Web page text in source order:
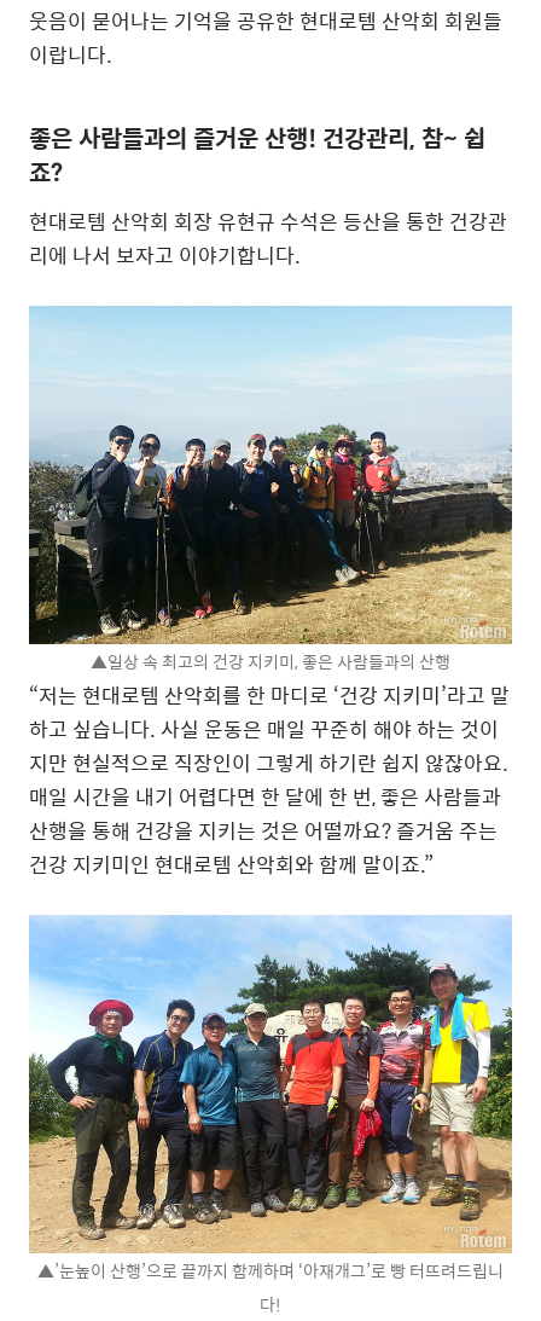
웃음이 묻어나는 기억을 공유한 현대로템 산악회 회원들
이랍니다.
좋은 사람들과의 즐거운 산행! 건강관리, 참~ 쉽
죠?
현대로템 산악회 회장 유현규 수석은 등산을 통한 건강관
리에 나서 보자고 이야기합니다.
▲일상 속 최고의 건강 지키미, 좋은 사람들과의 산행
“저는 현대로템 산악회를 한 마디로 ‘건강 지키미’라고 말
하고 싶습니다. 사실 운동은 매일 꾸준히 해야 하는 것이
지만 현실적으로 직장인이 그렇게 하기란 쉽지 않잖아요.
매일 시간을 내기 어렵다면 한 달에 한 번, 좋은 사람들과
산행을 통해 건강을 지키는 것은 어떨까요? 즐거움 주는
건강 지키미인 현대로템 산악회와 함께 말이죠.”
▲’눈높이 산행’으로 끝까지 함께하며 ‘아재개그’로 빵 터뜨려드립니
다!